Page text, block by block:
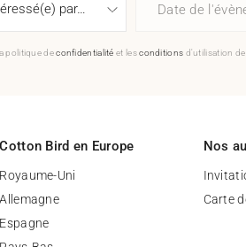
Date de
politique deconfidentialité et lesconditions d'utilisation
Cotton Bird en Europe
Royaume-Uni
Allemagne
Espagne
Nos
Carte